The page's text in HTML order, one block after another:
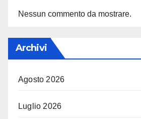
Nessun commento da mostrare.
Archivi
Agosto 2026
Luglio 2026